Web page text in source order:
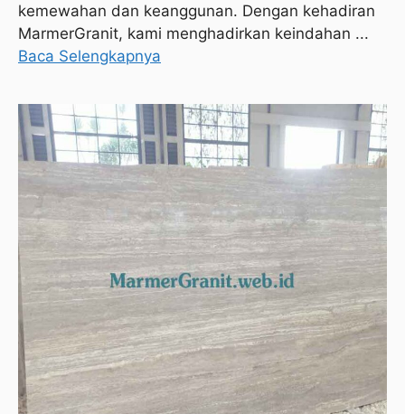
kemewahan dan keanggunan. Dengan kehadiran
MarmerGranit, kami menghadirkan keindahan ...
Baca Selengkapnya